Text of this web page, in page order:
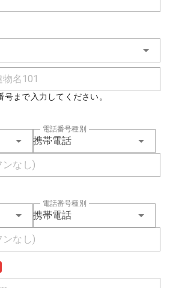
まで入力してください。
携帯電話
電話番号種別
携帯電話
電話番号種別